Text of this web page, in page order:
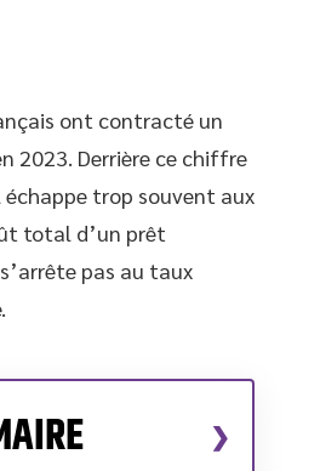
ont contracté un
2023. Derrière ce chiffre
trop souvent aux
total d’un prêt
pas au taux